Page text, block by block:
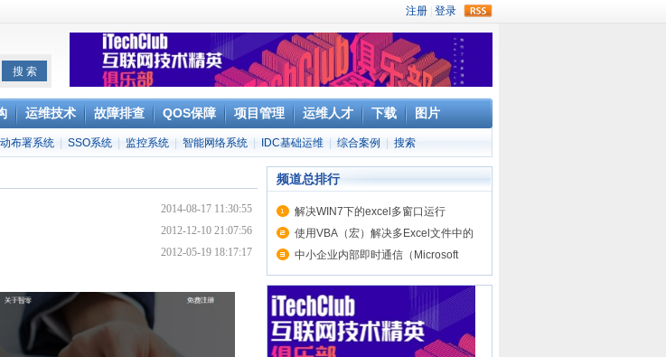
运维技术 故障排查 QOS保障 项目管理 运维人才 下载 图片
布署系统 SSO系统 监控系统 智能网络系统 IDC基础运维 综合案例 搜索
2014-08-17 11:30:55
2012-12-10 21:07:56
2012-05-19 18:17:17
频道总排行
解决WIN7下的excel多窗口运行
使用VBA（宏）解决多Excel文件中的
表单合并
中小企业内部即时通信（Microsoft
UC）解决方案